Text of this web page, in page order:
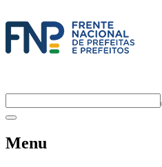
Menu